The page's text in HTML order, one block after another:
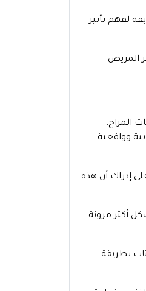
لفهم تأثير
المريض
المزاج.
وواقعية.
إدراك أن هذه
أكثر مرونة.
بطريقة